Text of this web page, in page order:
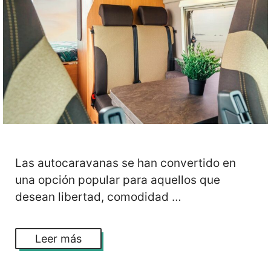
Las autocaravanas se han convertido en
una opción popular para aquellos que
desean libertad, comodidad …
Leer más